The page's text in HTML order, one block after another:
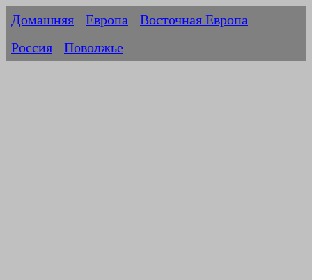
Домашняя Европа
Восточная Европа
Россия
Поволжье